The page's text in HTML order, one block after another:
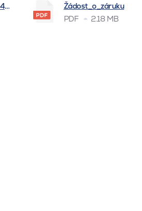
Žádost_o_záruku
PDF
2.18 MB